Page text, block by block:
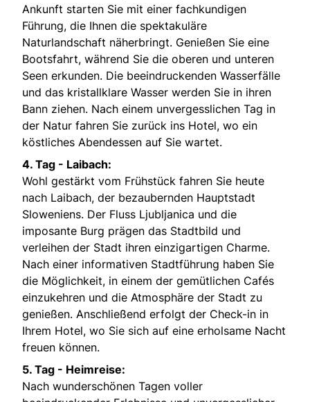
Ankunft starten Sie mit einer fachkundigen
Führung, die Ihnen die spektakuläre
Naturlandschaft näherbringt. Genießen Sie eine
Bootsfahrt, während Sie die oberen und unteren
Seen erkunden. Die beeindruckenden Wasserfälle
und das kristallklare Wasser werden Sie in ihren
Bann ziehen. Nach einem unvergesslichen Tag in
der Natur fahren Sie zurück ins Hotel, wo ein
köstliches Abendessen auf Sie wartet.
4. Tag - Laibach:
Wohl gestärkt vom Frühstück fahren Sie heute
nach Laibach, der bezaubernden Hauptstadt
Sloweniens. Der Fluss Ljubljanica und die
imposante Burg prägen das Stadtbild und
verleihen der Stadt ihren einzigartigen Charme.
Nach einer informativen Stadtführung haben Sie
die Möglichkeit, in einem der gemütlichen Cafés
einzukehren und die Atmosphäre der Stadt zu
genießen. Anschließend erfolgt der Check-in in
Ihrem Hotel, wo Sie sich auf eine erholsame Nacht
freuen können.
5. Tag - Heimreise:
Nach wunderschönen Tagen voller